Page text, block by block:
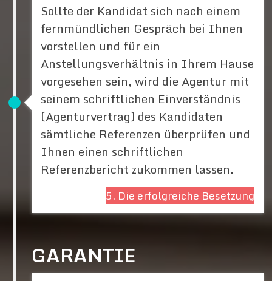
Sollte der Kandidat sich nach einem
fernmündlichen Gespräch bei Ihnen
vorstellen und für ein
Anstellungsverhältnis in Ihrem Hause
vorgesehen sein, wird die Agentur mit
seinem schriftlichen Einverständnis
(Agenturvertrag) des Kandidaten
sämtliche Referenzen überprüfen und
Ihnen einen schriftlichen
Referenzbericht zukommen lassen.
5. Die erfolgreiche Besetzung
GARANTIE